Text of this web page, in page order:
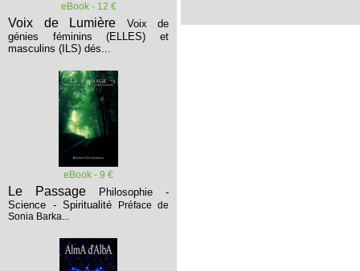
eBook - 12 €
Voix de Lumière
Voix de
génies féminins (ELLES) et
masculins (ILS) dés...
eBook - 9 €
Le Passage
Philosophie -
Science - Spiritualité
Préface de
Sonia Barka...